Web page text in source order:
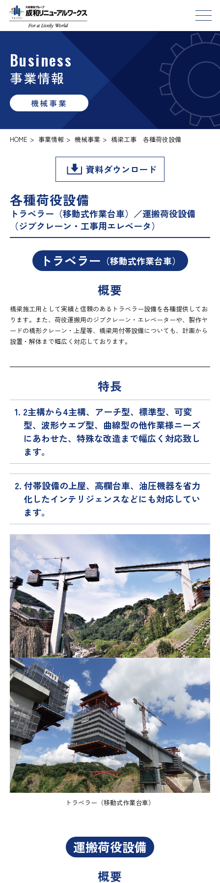
Business
事業情報
機械事業
HOME > 事業情報 > 機械事業 > 橋梁工事 各種荷役設備
資料ダウンロード
各種荷役設備
トラベラー（移動式作業台車）／運搬荷役設備
（ジブクレーン・工事用エレベータ）
トラベラー （移動式作業台車）
概要
橋梁施工用として実績と信頼のあるトラベラー設備を各種提供してお
ります。また、荷役運搬用のジブクレーン・エレベーターや、製作ヤ
ードの橋形クレーン・上屋等、橋梁用付帯設備についても、計画から
設置・解体まで幅広く対応しております。
特長
1. 2主構から4主構、アーチ型、標準型、可変
型、波形ウエブ型、曲線型の他作業様ニーズ
にあわせた、特殊な改造まで幅広く対応致し
ます。
2. 付帯設備の上屋、高欄台車、油圧機器を省力
化したインテリジェンスなどにも対応してい
ます。
トラベラー（移動式作業台車）
運搬荷役設備
概要